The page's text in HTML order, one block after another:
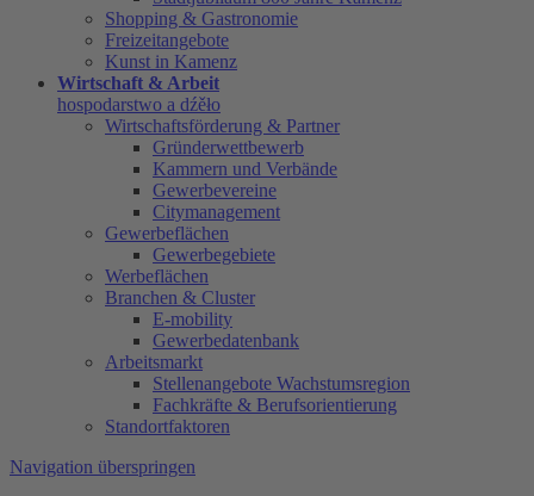
Shopping & Gastronomie
Freizeitangebote
Kunst in Kamenz
Wirtschaft & Arbeit
hospodarstwo a dźěło
Wirtschaftsförderung & Partner
Gründerwettbewerb
Kammern und Verbände
Gewerbevereine
Citymanagement
Gewerbeflächen
Gewerbegebiete
Werbeflächen
Branchen & Cluster
E-mobility
Gewerbedatenbank
Arbeitsmarkt
Stellenangebote Wachstumsregion
Fachkräfte & Berufsorientierung
Standortfaktoren
Navigation überspringen